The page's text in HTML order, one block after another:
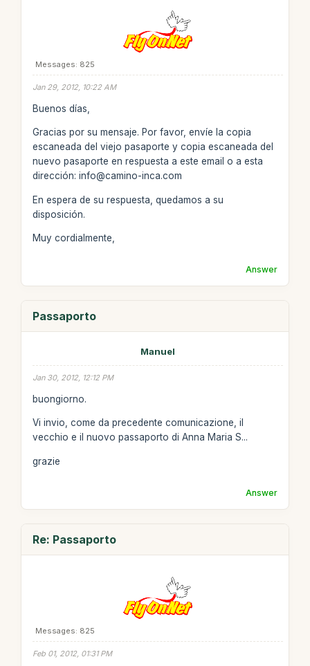
Messages: 825
Jan 29, 2012, 10:22 AM
Buenos días,
Gracias por su mensaje. Por favor, envíe la copia
escaneada del viejo pasaporte y copia escaneada del
nuevo pasaporte en respuesta a este email o a esta
dirección: info@camino-inca.com
En espera de su respuesta, quedamos a su
disposición.
Muy cordialmente,
Answer
Passaporto
Manuel
Jan 30, 2012, 12:12 PM
buongiorno.
Vi invio, come da precedente comunicazione, il
vecchio e il nuovo passaporto di Anna Maria S...
grazie
Answer
Re: Passaporto
Messages: 825
Feb 01, 2012, 01:31 PM